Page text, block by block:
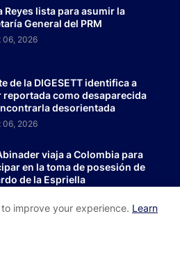
Reyes lista para asumir la
General del PRM
06, 2026
de la DIGESETT identifica a
reportada como desaparecida
desorientada
06, 2026
viaja a Colombia para
en la toma de posesión de
de la Espriella
improve your experience. Learn